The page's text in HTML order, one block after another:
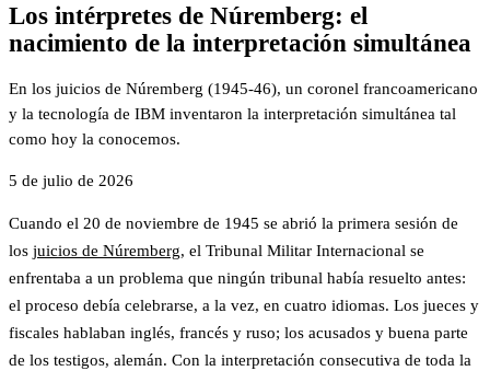
Los intérpretes de Núremberg: el
nacimiento de la interpretación simultánea
En los juicios de Núremberg (1945-46), un coronel francoamericano
y la tecnología de IBM inventaron la interpretación simultánea tal
como hoy la conocemos.
5 de julio de 2026
Cuando el 20 de noviembre de 1945 se abrió la primera sesión de
los juicios de Núremberg, el Tribunal Militar Internacional se
enfrentaba a un problema que ningún tribunal había resuelto antes:
el proceso debía celebrarse, a la vez, en cuatro idiomas. Los jueces y
fiscales hablaban inglés, francés y ruso; los acusados y buena parte
de los testigos, alemán. Con la interpretación consecutiva de toda la